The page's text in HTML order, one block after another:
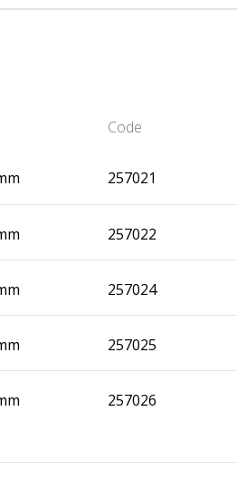
Code
257021
257022
257024
257025
257026